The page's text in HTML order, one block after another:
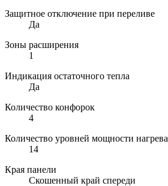
Защитное отключение при переливе
Да
Зоны расширения
1
Индикация остаточного тепла
Да
Количество конфорок
4
Количество уровней мощности нагрева
14
Края панели
Скошенный край спереди